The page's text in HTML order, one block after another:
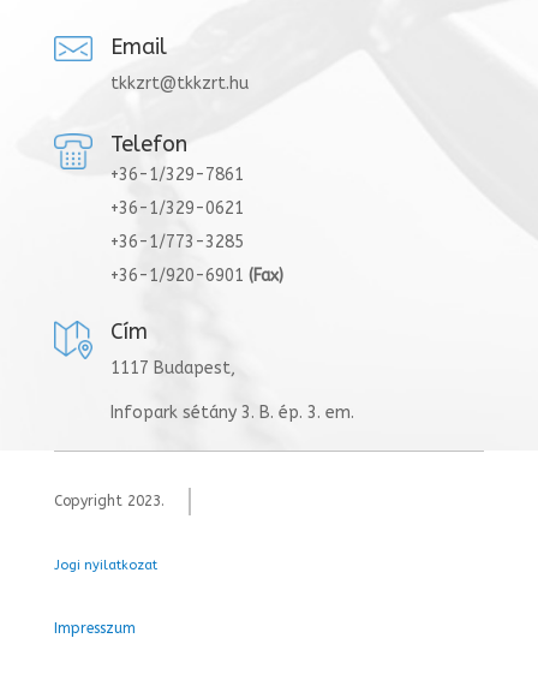
Email
tkkzrt@tkkzrt.hu
Telefon
+36-1/329-7861
+36-1/329-0621
+36-1/773-3285
+36-1/920-6901 (Fax)
Cím
1117 Budapest,
Infopark sétány 3. B. ép. 3. em.
Copyright 2023.
Jogi nyilatkozat
Impresszum